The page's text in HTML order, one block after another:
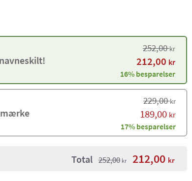
252,00kr
212,00 kr
16% besparelser
229,00kr
189,00 kr
17% besparelser
Total 252,00 kr 212,00 kr